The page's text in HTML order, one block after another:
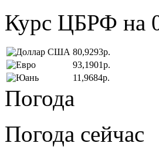
Курс ЦБРФ на
80,9293р.
93,1901р.
11,9684р.
Погода
Погода сейчас